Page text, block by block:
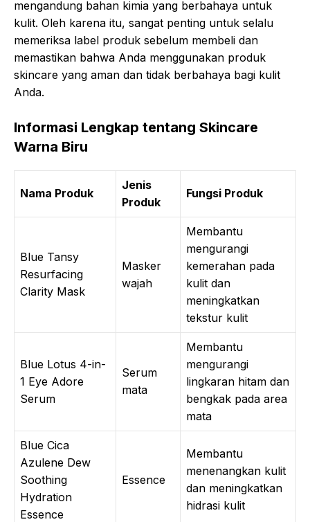
mengandung bahan kimia yang berbahaya untuk
kulit. Oleh karena itu, sangat penting untuk selalu
memeriksa label produk sebelum membeli dan
memastikan bahwa Anda menggunakan produk
skincare yang aman dan tidak berbahaya bagi kulit
Anda.
Informasi Lengkap tentang Skincare
Warna Biru
Nama Produk
Jenis
Produk
Fungsi Produk
Blue Tansy
Resurfacing
Clarity Mask
Masker
wajah
Membantu
mengurangi
kemerahan pada
kulit dan
meningkatkan
tekstur kulit
Blue Lotus 4-in-
1 Eye Adore
Serum
Serum
mata
Membantu
mengurangi
lingkaran hitam dan
bengkak pada area
mata
Blue Cica
Azulene Dew
Soothing
Hydration
Essence
Essence
Membantu
menenangkan kulit
dan meningkatkan
hidrasi kulit